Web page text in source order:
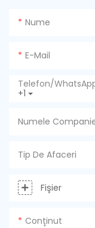
Nume
E-Mail
+1
Telefon/
Numele
Tip De Afaceri
Fişier
Conţinut